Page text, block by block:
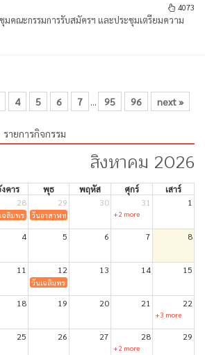
4073
มคณะกรรมการรับสมัครฯ และประชุมเตรียมความ
4 5 6 7 ... 95 96 next »
รายการกิจกรรม
สิงหาคม 2026
คาร พุธ พฤหัส ศุกร์
เสาร์
28 29 30 31 1
ฉลิมพระชนมพรรษา สมเด็จพระเจ้าอยู่หัวมหาวชิราลงกรณ บดินทร
วันอาสาฬหบูชา +2 more
4 5 6 7 8
11 12 13 14 15
วันเฉลิมพระชนมพรรษาสมเด็จพระนางเจ้าสิริกิติ์ พระ
18 19 20 21 22
+3 more
25 26 27 28 29
+2 more